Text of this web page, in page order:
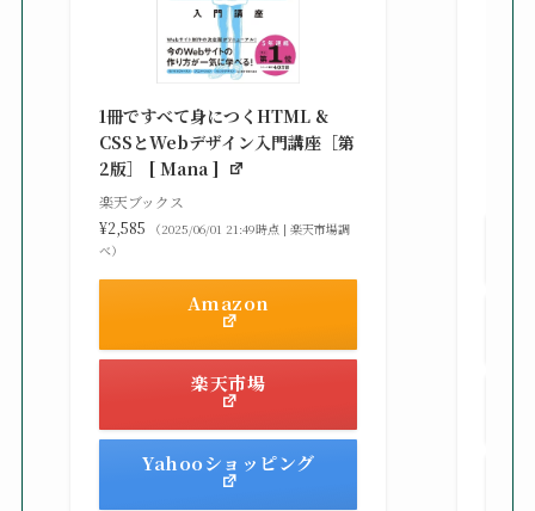
1冊ですべて身につくHTML &
CSSとWebデザイン入門講座［第
2版］ [ Mana ]
楽天ブックス
¥2,585
（2025/06/01 21:49時点 | 楽天市場調
べ）
Amazon
楽天市場
Yahooショッピング